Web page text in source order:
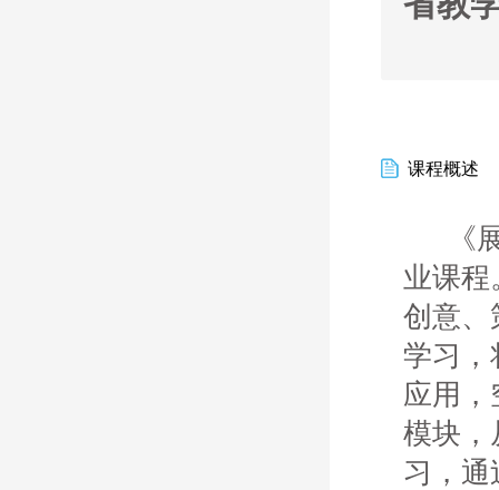
课程概述
《
业课程
创意、
学习，
应用，
模块，
习，通